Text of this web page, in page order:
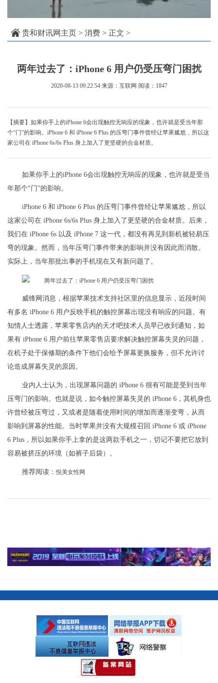
贵和财讯网主页 > 消费 > 正文 >
两年过去了：iPhone 6 用户仍受压弯门困扰
2020-08-13 09:22:54 来源：互联网 阅读：1847
【摘要】如果你手上的iPhone 6会出现触控无响应的现象，也许就是受当年那
个“门”的影响。iPhone 6 和 iPhone 6 Plus 的压弯门事件曾经让苹果尴尬，所以这
家公司在 iPhone 6s/6s Plus 身上加入了更坚硬的合金材质。
如果你手上的iPhone 6会出现触控无响应的现象，也许就是受当
年那个“门”的影响。
iPhone 6 和 iPhone 6 Plus 的压弯门事件曾经让苹果尴尬，所以
这家公司在 iPhone 6s/6s Plus 身上加入了更坚硬的合金材质。后来，
我们在 iPhone 6s 以及 iPhone 7 这一代，都没有再见到新机被轻易压
弯的现象。然而，当年压弯门事件带来的影响并没有因此而消散。
实际上，当年那批出事的手机现在又有新问题了。
威锋网消息，根据苹果技术支持社区里的信息显示，近段时间
有多名 iPhone 6 用户反映手机的触控屏幕出现没有响应的问题。有
知情人士透露，苹果零售店内的天才吧技术人员早已收到通知，如
果有 iPhone 6 用户前往苹果零售店要求解决触控屏幕失灵的问题，
在机子处于保修期的条件下他们会给予屏幕更换服务，但不允许讨
论造成屏幕失灵的原因。
业内人士认为，出现屏幕问题的 iPhone 6 很有可能是受到当年
压弯门的影响。也就是说，如今触控屏幕失灵的 iPhone 6，其机身也
许曾经被压弯过，又或者是随着使用时间的增加而逐渐变弯，从而
影响到屏幕的性能。当时苹果并没有大规模召回 iPhone 6 或 iPhone
6 Plus，所以如果你手上拿的是这两款手机之一，切记不要把它放到
容易被挤压的环境（如裤子后袋）。
推荐阅读：悦美女性网